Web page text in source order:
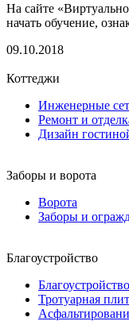
На сайте
начать обучение,
09.10.2018
Коттеджи
Инженерные
Ремонт и
Дизайн
Заборы и ворота
Ворота
Заборы и
Благоустройство
Благоустройство
Тротуарная